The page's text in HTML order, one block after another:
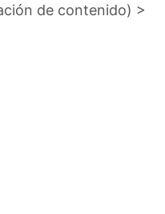
de contenido) >